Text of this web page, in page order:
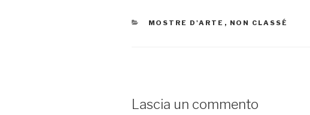
CATEGORIE
MOSTRE D'ARTE , NON CLASSÉ
Lascia un commento